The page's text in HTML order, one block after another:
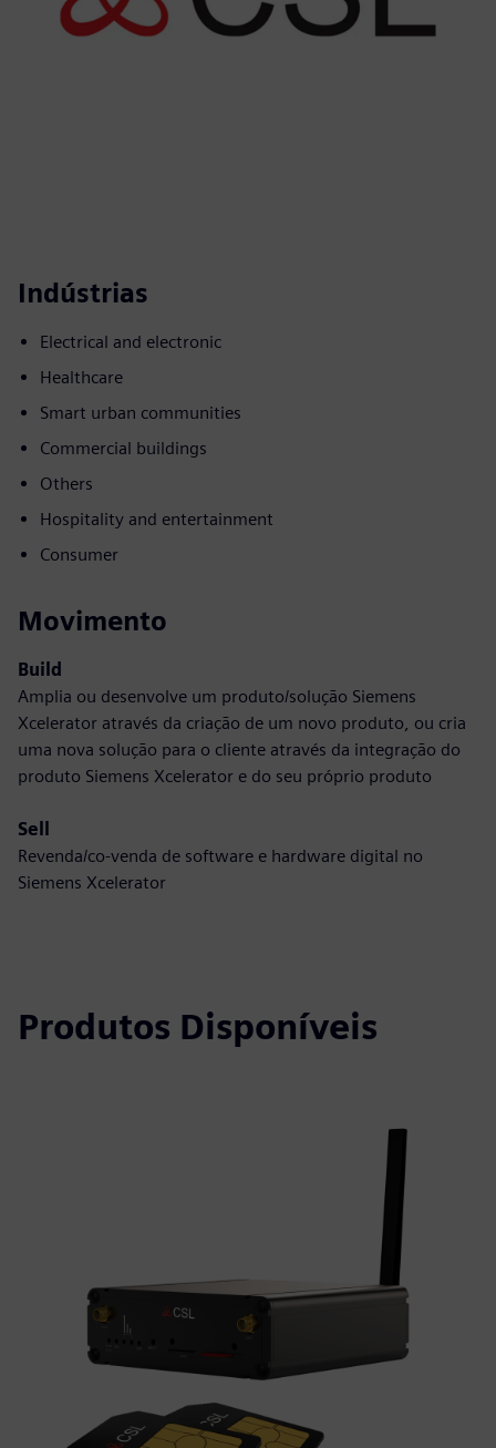
Indústrias
Electrical and electronic
Healthcare
Smart urban communities
Commercial buildings
Others
Hospitality and entertainment
Consumer
Movimento
Build
Amplia ou desenvolve um produto/solução Siemens
Xcelerator através da criação de um novo produto, ou cria
uma nova solução para o cliente através da integração do
produto Siemens Xcelerator e do seu próprio produto
Sell
Revenda/co-venda de software e hardware digital no
Siemens Xcelerator
Produtos Disponíveis